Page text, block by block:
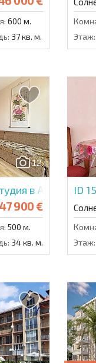
600 м.
37 кв. м.
Этаж:
12
в Амадеус 11
47 900 €
500 м.
34 кв. м.
ID
Этаж: